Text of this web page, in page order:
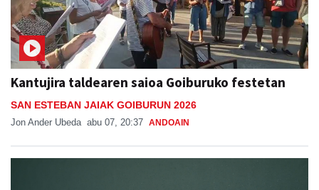
Kantujira taldearen saioa Goiburuko festetan
SAN ESTEBAN JAIAK GOIBURUN 2026
Jon Ander Ubeda abu 07, 20:37 ANDOAIN